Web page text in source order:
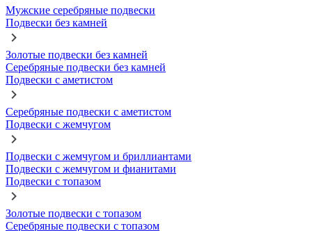
Мужские серебряные подвески
Подвески без камней
Золотые подвески без камней
Серебряные подвески без камней
Подвески с аметистом
Серебряные подвески с аметистом
Подвески с жемчугом
Подвески с жемчугом и бриллиантами
Подвески с жемчугом и фианитами
Подвески с топазом
Золотые подвески с топазом
Серебряные подвески с топазом